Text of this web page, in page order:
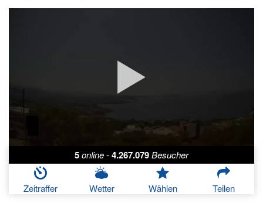
5online-4.267.079Besucher
Zeitraffer Wetter Wählen Teilen